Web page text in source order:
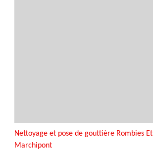
Nettoyage et pose de gouttière Rombies Et
Marchipont